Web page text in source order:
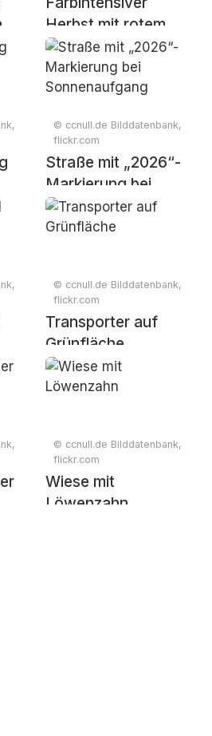
Herbst mit rotem
Ahornlaub und
nebliger
Berglandschaft
© ccnull.de Bilddatenbank,
flickr.com
Straße mit „2026“-
Markierung bei
Sonnenaufgang
© ccnull.de Bilddatenbank,
flickr.com
Transporter auf
Grünfläche
© ccnull.de Bilddatenbank,
flickr.com
Wiese mit
Löwenzahn